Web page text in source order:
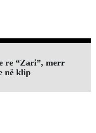
re “Zari”, merr
në klip